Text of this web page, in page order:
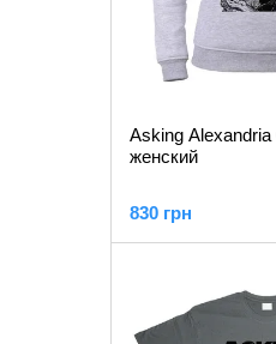
Asking
женский
830 грн